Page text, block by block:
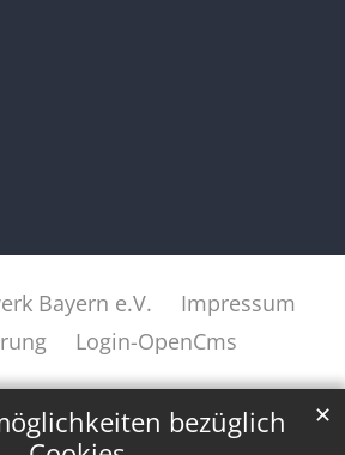
bezüglich
✕
Bayern e.V.
Impressum
Login-OpenCms